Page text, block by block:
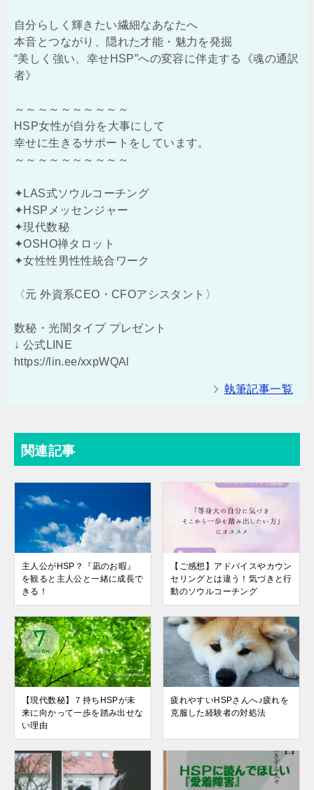
自分らしく輝きたい繊細なあなたへ
本音とつながり、隠れた才能・魅力を発掘
“美しく強い、幸せHSP”への変容に伴走する《魂の通訳
者》
～～～～～～～～～～
HSP女性が自分を大事にして
幸せに生きるサポートをしています。
～～～～～～～～～～
✦LAS式ソウルコーチング
✦HSPメッセンジャー
✦現代数秘
✦OSHO禅タロット
✦女性性男性性統合ワーク
〈元 外資系CEO・CFOアシスタント〉
数秘・光闇タイプ プレゼント
↓ 公式LINE
https://lin.ee/xxpWQAl
執筆記事一覧
関連記事
主人公がHSP？『凪のお暇』
を観ると主人公と一緒に成長で
きる！
【ご感想】アドバイスやカウン
セリングとは違う！気づきと行
動のソウルコーチング
【現代数秘】７持ちHSPが未
来に向かって一歩を踏み出せな
い理由
疲れやすいHSPさんへ♪疲れを
克服した経験者の対処法